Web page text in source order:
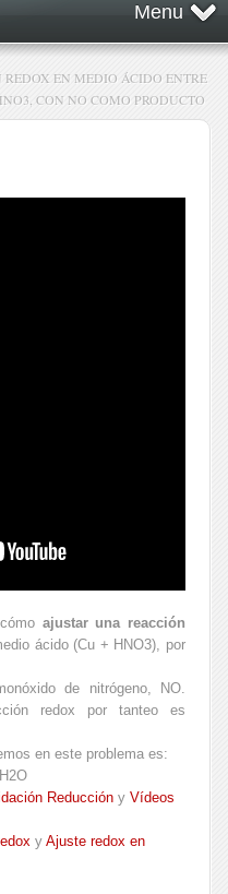
Menu
REDOX EN MEDIO ÁCIDO ENTRE
CON NO COMO PRODUCTO
cómo ajustar una reacción
ácido (Cu + HNO3), por
de nitrógeno, NO.
redox por tanteo es
en este problema es:
Reducción y Vídeos
y Ajuste redox en